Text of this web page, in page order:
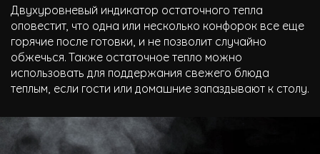
Двухуровневый индикатор остаточного тепла
оповестит, что одна или несколько конфорок все еще
горячие после готовки, и не позволит случайно
обжечься. Также остаточное тепло можно
использовать для поддержания свежего блюда
теплым, если гости или домашние запаздывают к столу.